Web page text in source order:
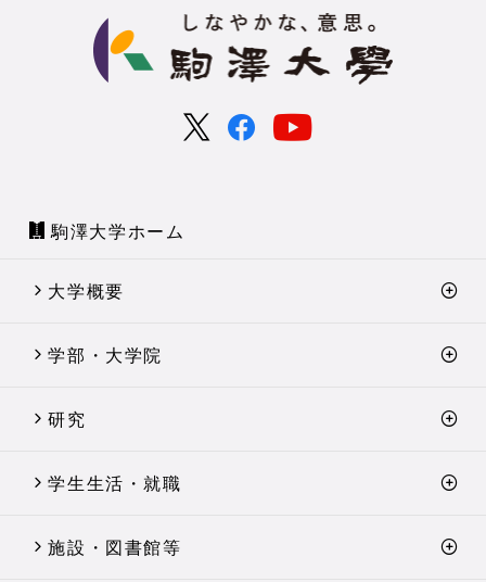
駒澤大学ホーム
大学概要
学部・大学院
研究
学生生活・就職
施設・図書館等